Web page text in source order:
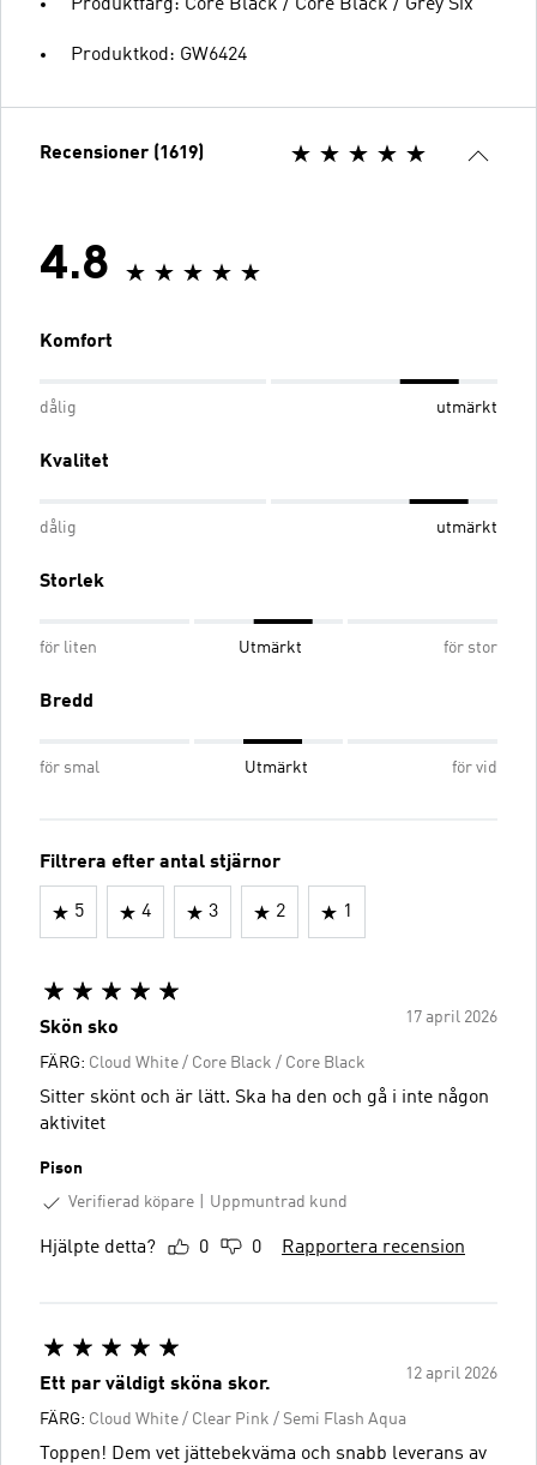
Produktfärg: Core Black / Core Black / Grey Six
Produktkod: GW6424
Recensioner (1619)
4.8
Komfort
dålig utmärkt
Kvalitet
dålig utmärkt
Storlek
för liten Utmärkt för stor
Bredd
för smal Utmärkt för vid
Filtrera efter antal stjärnor
5 4 3 2 1
17 april 2026
Skön sko
FÄRG: Cloud White / Core Black / Core Black
Sitter skönt och är lätt. Ska ha den och gå i inte någon
aktivitet
Pison
Verifierad köpare
Uppmuntrad kund
Hjälpte detta? 0 0 Rapportera recension
12 april 2026
Ett par väldigt sköna skor.
FÄRG: Cloud White / Clear Pink / Semi Flash Aqua
Toppen! Dem vet jättebekväma och snabb leverans av